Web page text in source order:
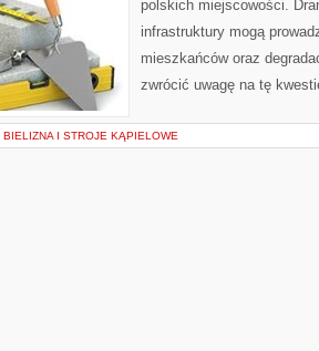
polskich miejscowości.
infrastruktury mogą
mieszkańców oraz
zwrócić uwagę na tę
BIELIZNA I STROJE KĄPIELOWE